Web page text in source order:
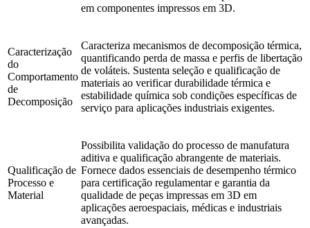
em componentes impressos em 3D.
Caracterização
do
Comportamento
de
Decomposição
Caracteriza mecanismos de decomposição térmica,
quantificando perda de massa e perfis de libertação
de voláteis. Sustenta seleção e qualificação de
materiais ao verificar durabilidade térmica e
estabilidade química sob condições específicas de
serviço para aplicações industriais exigentes.
Qualificação de
Processo e
Material
Possibilita validação do processo de manufatura
aditiva e qualificação abrangente de materiais.
Fornece dados essenciais de desempenho térmico
para certificação regulamentar e garantia da
qualidade de peças impressas em 3D em
aplicações aeroespaciais, médicas e industriais
avançadas.